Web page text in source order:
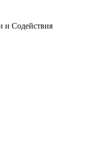
и Содействия